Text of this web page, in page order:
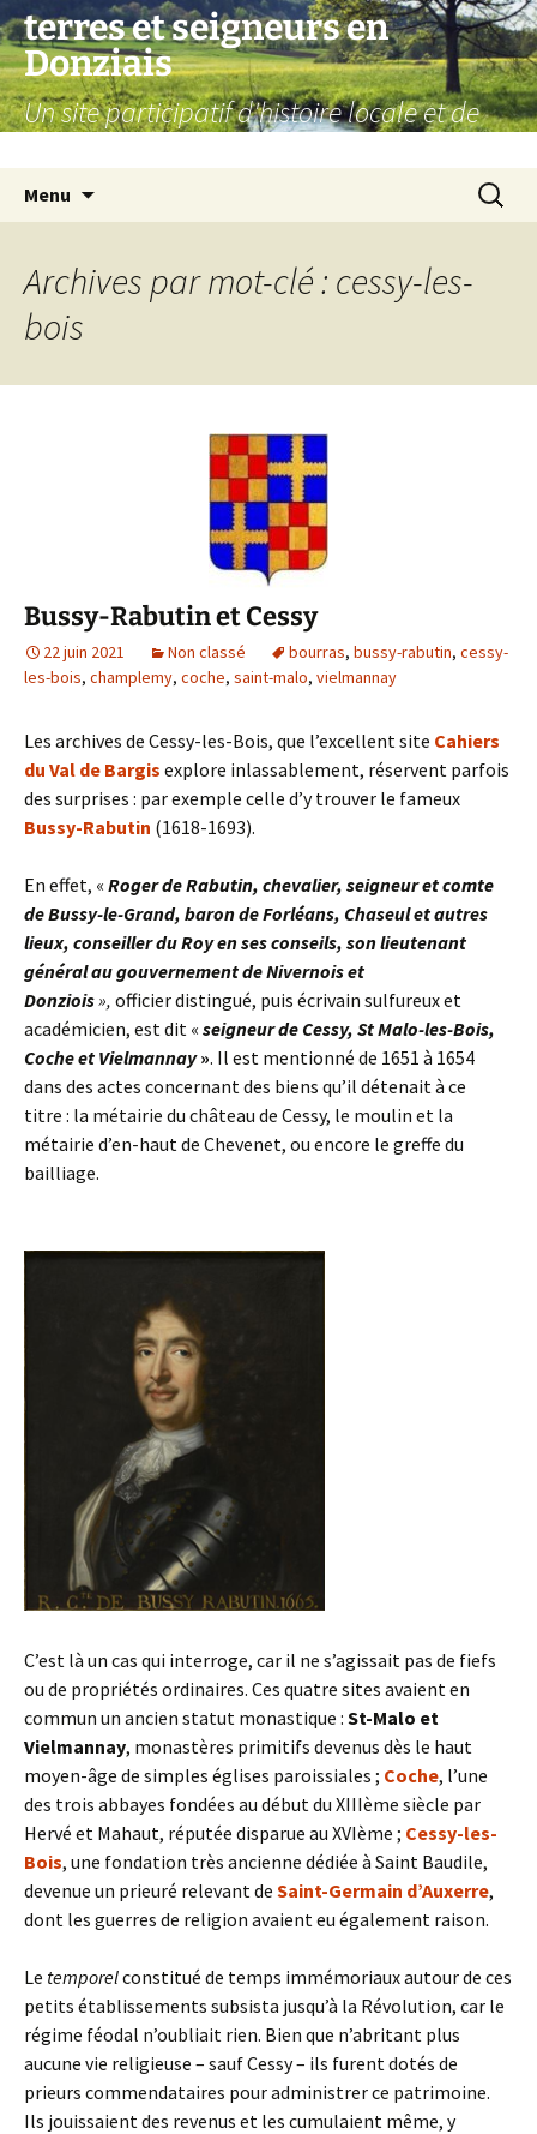
Aller
au
contenu
terres et seigneurs en
Donziais
Un site participatif d'histoire locale et de
Menu
Archives par mot-clé : cessy-les-
bois
Bussy-Rabutin et Cessy
22 juin 2021 Non classé bourras, bussy-rabutin, cessy-
les-bois, champlemy, coche, saint-malo, vielmannay
Les archives de Cessy-les-Bois, que l’excellent site Cahiers
du Val de Bargis explore inlassablement, réservent parfois
des surprises : par exemple celle d’y trouver le fameux
Bussy-Rabutin (1618-1693).
En effet, « Roger de Rabutin, chevalier, seigneur et comte
de Bussy-le-Grand, baron de Forléans, Chaseul et autres
lieux, conseiller du Roy en ses conseils, son lieutenant
général au gouvernement de Nivernois et
Donziois», officier distingué, puis écrivain sulfureux et
académicien, est dit « seigneur de Cessy, St Malo-les-Bois,
Coche et Vielmannay». Il est mentionné de 1651 à 1654
dans des actes concernant des biens qu’il détenait à ce
titre : la métairie du château de Cessy, le moulin et la
métairie d’en-haut de Chevenet, ou encore le greffe du
bailliage.
C’est là un cas qui interroge, car il ne s’agissait pas de fiefs
ou de propriétés ordinaires. Ces quatre sites avaient en
commun un ancien statut monastique : St-Malo et
Vielmannay, monastères primitifs devenus dès le haut
moyen-âge de simples églises paroissiales ; Coche, l’une
des trois abbayes fondées au début du XIIIème siècle par
Hervé et Mahaut, réputée disparue au XVIème ; Cessy-les-
Bois, une fondation très ancienne dédiée à Saint Baudile,
devenue un prieuré relevant de Saint-Germain d’Auxerre,
dont les guerres de religion avaient eu également raison.
Le temporelconstitué de temps immémoriaux autour de ces
petits établissements subsista jusqu’à la Révolution, car le
régime féodal n’oubliait rien. Bien que n’abritant plus
aucune vie religieuse – sauf Cessy – ils furent dotés de
prieurs commendataires pour administrer ce patrimoine.
Ils jouissaient des revenus et les cumulaient même, y